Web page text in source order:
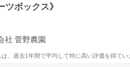
ツボックス》
社 菅野農園
、過去1年間で平均して特に高い評価を得てい